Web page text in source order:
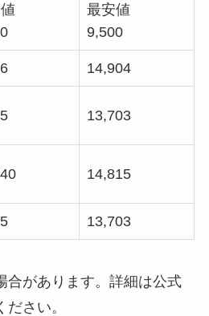
最安値
9,500
14,904
13,703
14,815
13,703
があります。詳細は公式
さい。